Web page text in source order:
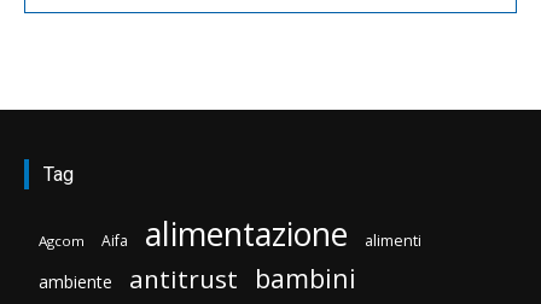
Tag
Agcom Aifa alimentazione alimenti
ambiente antitrust bambini